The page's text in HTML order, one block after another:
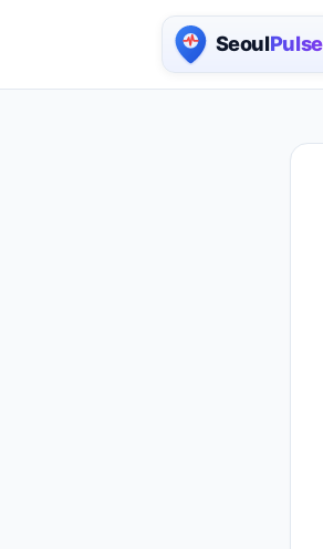
서울 실시간 인구 지도